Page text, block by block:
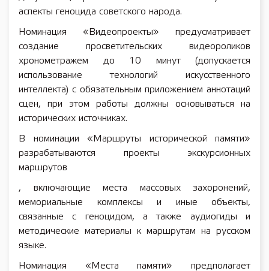
аспекты геноцида советского народа.
Номинация «Видеопроекты» предусматривает
создание просветительских видеороликов
хронометражем до 10 минут (допускается
использование технологий искусственного
интеллекта) с обязательным приложением аннотаций
сцен, при этом работы должны основываться на
исторических источниках.
В номинации «Маршруты исторической памяти»
разрабатываются проекты экскурсионных
маршрутов
, включающие места массовых захоронений,
мемориальные комплексы и иные объекты,
связанные с геноцидом, а также аудиогиды и
методические материалы к маршрутам на русском
языке.
Номинация «Места памяти» предполагает